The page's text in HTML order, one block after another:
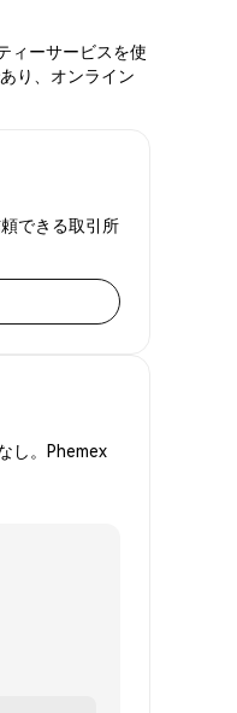
ィーサービスを使
り、オンライン
できる取引所
し。Phemex